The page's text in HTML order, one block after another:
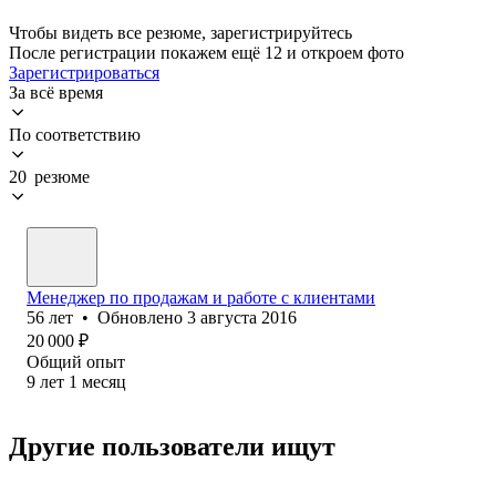
Чтобы видеть все резюме, зарегистрируйтесь
После регистрации покажем ещё 12 и откроем фото
Зарегистрироваться
За всё время
По соответствию
20 резюме
Менеджер по продажам и работе с клиентами
56 лет • Обновлено 3 августа 2016
20 000 ₽
Общий опыт
9 лет 1 месяц
Другие пользователи ищут